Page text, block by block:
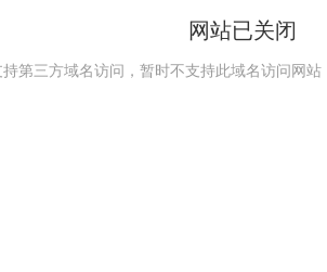
网站已关闭
第三方域名访问，暂时不支持此域名访问网站